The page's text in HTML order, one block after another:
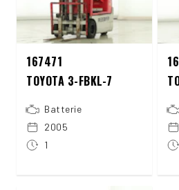
167471
TOYOTA 3-FBKL-7
Batterie
2005
1